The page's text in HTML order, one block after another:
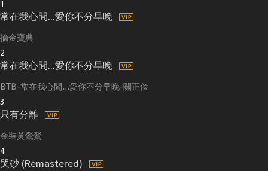
1
常在我心間...愛你不分早晚
摘金寶典
2
常在我心間...愛你不分早晚
BTB-常在我心間...愛你不分早晚-關正傑
3
只有分離
金裝黃鶯鶯
4
哭砂 (Remastered)